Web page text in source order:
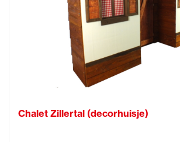
Chalet Zillertal (decorhuisje)